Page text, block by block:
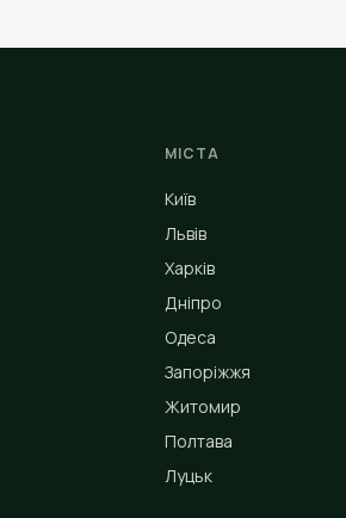
МІСТА
Київ
Львів
Харків
Дніпро
Одеса
Запоріжжя
Житомир
Полтава
Луцьк